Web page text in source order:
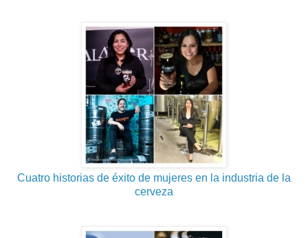
Cuatro historias de éxito de mujeres en la industria de la
cerveza